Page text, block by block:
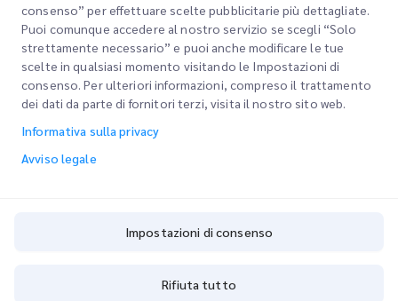
Richiedi un preventivo
Accesso clienti
Registrazione
Traccia il tuo ordine
Chi siamo
Carriere
BLOG
ESG
Partner di servizi di canale
I nostri servizi
Express customs clearance
Impostazioni di consenso
consenso” per effettuare scelte pubblicitarie più dettagliate.
Puoi comunque accedere al nostro servizio se scegli “Solo
strettamente necessario” e puoi anche modificare le tue
scelte in qualsiasi momento visitando le Impostazioni di
consenso. Per ulteriori informazioni, compreso il trattamento
dei dati da parte di fornitori terzi, visita il nostro sito web.
Informativa sulla privacy
Avviso legale
Impostazioni di consenso
Rifiuta tutto